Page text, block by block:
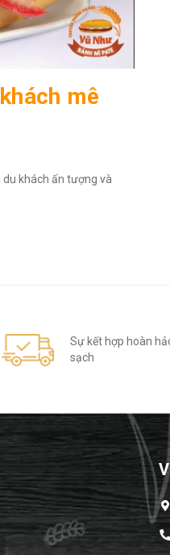
mê
khách ấn tượng và
Sự kết hợp hoàn
sạch